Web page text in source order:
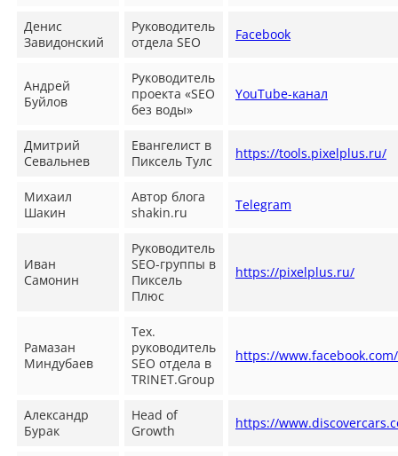
Денис
Завидонский
Руководитель
отдела SEO
Facebook
Андрей
Буйлов
Руководитель
проекта «SEO
без воды»
YouTube-канал
Дмитрий
Севальнев
Евангелист в
Пиксель Тулс
https://tools.pixelplus.ru/
Михаил
Шакин
Автор блога
shakin.ru
Telegram
Иван
Самонин
Руководитель
SEO-группы в
Пиксель
Плюс
https://pixelplus.ru/
Рамазан
Миндубаев
Тех.
руководитель
SEO отдела в
TRINET.Group
https://
Александр
Бурак
Head of
Growth
https://